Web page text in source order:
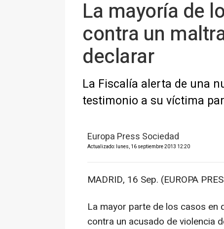
La mayoría de
contra un
declarar
La Fiscalía alerta de una
testimonio a su víctima
Europa Press Sociedad
Actualizado: lunes, 16 septiembre 2013 12:20
MADRID, 16 Sep. (EUROPA
La mayor parte de los casos en
contra un acusado de violencia